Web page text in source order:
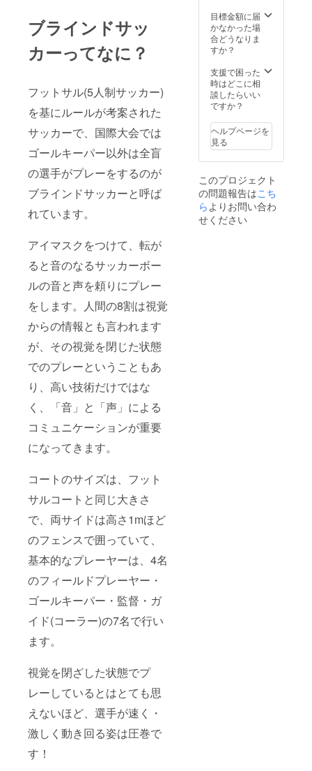
ブラインドサッ
カーってなに？
フットサル(5人制サッカー)
を基にルールが考案された
サッカーで、国際大会では
ゴールキーパー以外は全盲
の選手がプレーをするのが
ブラインドサッカーと呼ば
れています。
アイマスクをつけて、転が
ると音のなるサッカーボー
ルの音と声を頼りにプレー
をします。人間の8割は視覚
からの情報とも言われます
が、その視覚を閉じた状態
でのプレーということもあ
り、高い技術だけではな
く、「音」と「声」による
コミュニケーションが重要
になってきます。
コートのサイズは、フット
サルコートと同じ大きさ
で、両サイドは高さ1mほど
のフェンスで囲っていて、
基本的なプレーヤーは、4名
のフィールドプレーヤー・
ゴールキーパー・監督・ガ
イド(コーラー)の7名で行い
ます。
視覚を閉ざした状態でプ
レーしているとはとても思
えないほど、選手が速く・
激しく動き回る姿は圧巻で
す！
入くだ
さい。
※横断幕
される
もので
はあり
ませ
消費税
を含み
ます。
※画像は
ジで
す。
す。 ※
複数の
商品の
同梱は
せん。
ご了承
くださ
い。
目標金額に届
かなかった場
合どうなりま
すか？
支援で困った
時はどこに相
談したらいい
ですか？
ヘルプページを
見る
このプロジェクト
の問題報告はこち
ら よりお問い合わ
せください